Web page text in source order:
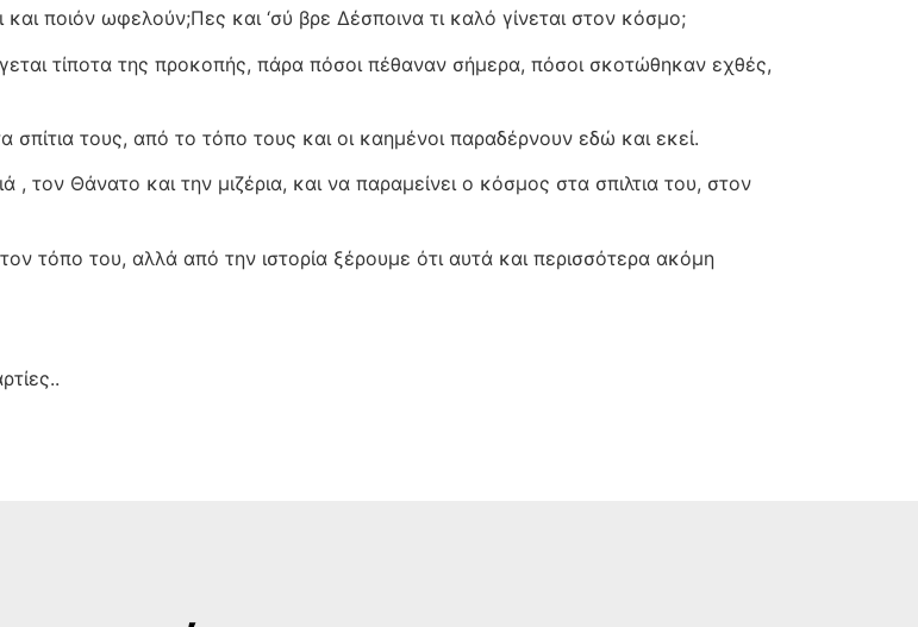
ποιόν ωφελούν;Πες και ‘σύ βρε Δέσποινα τι καλό γίνεται στον κόσμο;
τίποτα της προκοπής, πάρα πόσοι πέθαναν σήμερα, πόσοι σκοτώθηκαν εχθές,
σπίτια τους, από το τόπο τους και οι καημένοι παραδέρνουν εδώ και εκεί.
τον Θάνατο και την μιζέρια, και να παραμείνει ο κόσμος στα σπιλτια του, στον
τόπο του, αλλά από την ιστορία ξέρουμε ότι αυτά και περισσότερα ακόμη